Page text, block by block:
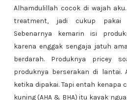
Alhamdulillah cocok di wajah
treatment, jadi cukup pakai
Sebenarnya kemarin isi
karena enggak sengaja jatuh
berdarah. Produknya pricey
produknya berserakan di lantai.
ketika dipakai. Tapi entah kenapa
kuning (AHA & BHA) itu kayak